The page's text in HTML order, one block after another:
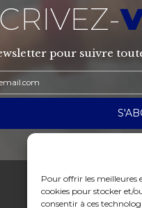
Pour offrir les meilleures
cookies pour stocker et/
consentir à ces
pour suivre